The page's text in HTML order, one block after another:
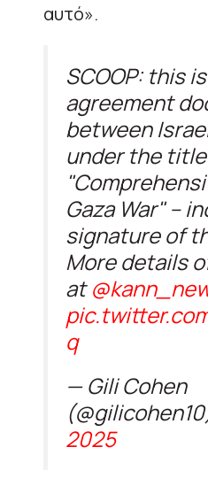
αυτό».
SCOOP: this
agreement
between
under the title
Gaza War" –
signature of
More details
at
q
— Gili Cohen
2025